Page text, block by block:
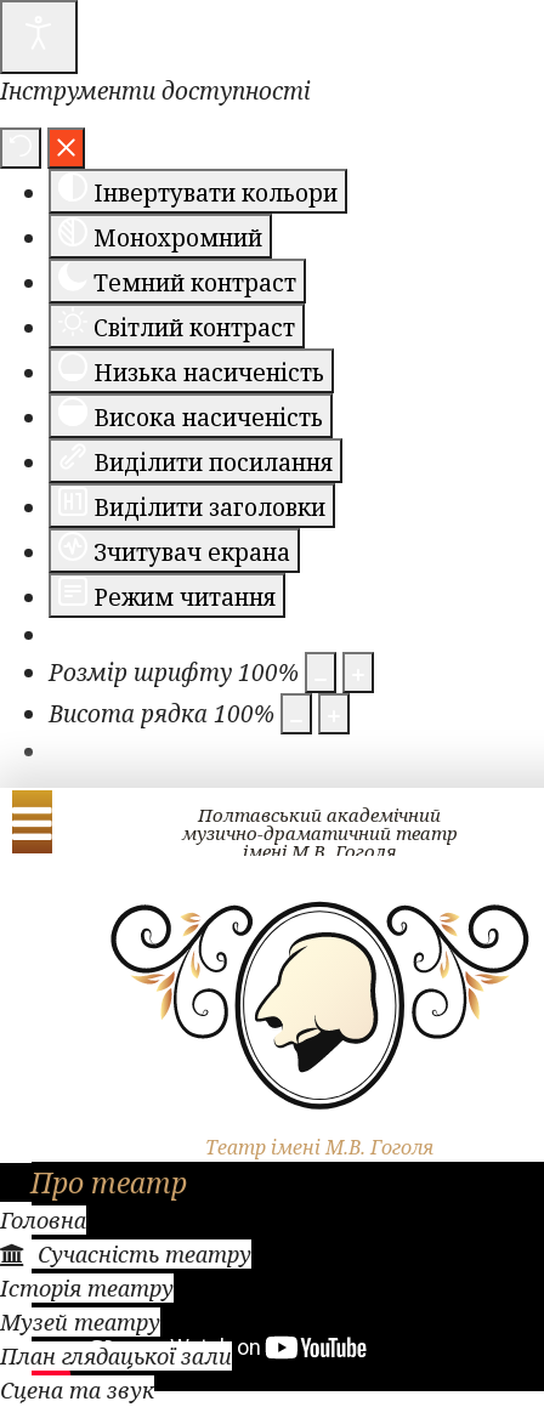
Інструменти доступності
Інвертувати кольори
Монохромний
Темний контраст
Світлий контраст
Низька насиченість
Висока насиченість
Виділити посилання
Виділити заголовки
Зчитувач екрана
Режим читання
Розмір шрифту100%
Висота рядка100%
Театр імені М.В. Гоголя
Про театр
Головна
Сучасність театру
Історія театру
Музей театру
План глядацької зали
Сцена та звук
Полтавський академічний
музично-драматичний театр
імені М.В. Гоголя
ЗМІ про нас